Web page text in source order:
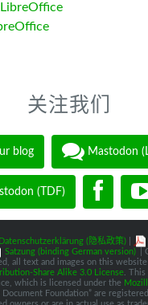
关注我们
blog Mastodon
(TDF)
Datenschutzerklärung (隐私政策)|
Satzung (binding German version)
|
all text and images on this
Share Alike 3.0 License .
which is licensed under the
Document Foundation” are